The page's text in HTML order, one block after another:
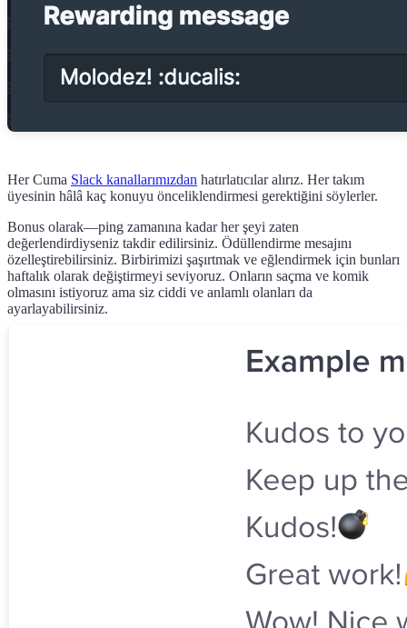
Her Cuma Slack kanallarımızdan hatırlatıcılar alırız. Her takım
üyesinin hâlâ kaç konuyu önceliklendirmesi gerektiğini söylerler.
Bonus olarak—ping zamanına kadar her şeyi zaten
değerlendirdiyseniz takdir edilirsiniz. Ödüllendirme mesajını
özelleştirebilirsiniz. Birbirimizi şaşırtmak ve eğlendirmek için bunları
haftalık olarak değiştirmeyi seviyoruz. Onların saçma ve komik
olmasını istiyoruz ama siz ciddi ve anlamlı olanları da
ayarlayabilirsiniz.